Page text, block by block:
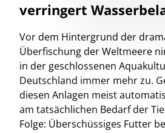
verringert
Vor dem Hintergrund der
Überfischung der Weltmeere
in der geschlossenen
Deutschland immer mehr zu.
diesen Anlagen meist
am tatsächlichen Bedarf der
Folge: Überschüssiges Futter